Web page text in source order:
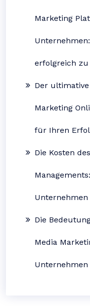
Marketing
erfolgreich zu
Der
Marketing
für Ihren
Die Kosten
Die
Media